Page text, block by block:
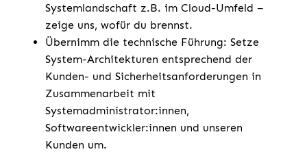
Systemlandschaft z.B. im Cloud-Umfeld –
zeige uns, wofür du brennst.
Übernimm die technische Führung: Setze
System-Architekturen entsprechend der
Kunden- und Sicherheitsanforderungen in
Zusammenarbeit mit
Systemadministrator:innen,
Softwareentwickler:innen und unseren
Kunden um.